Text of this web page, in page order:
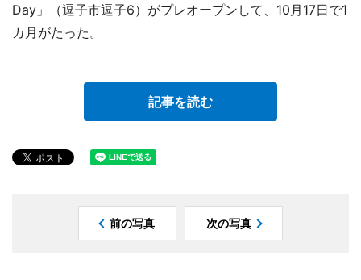
Day」（逗子市逗子6）がプレオープンして、10月17日で1
カ月がたった。
記事を読む
前の写真 次の写真